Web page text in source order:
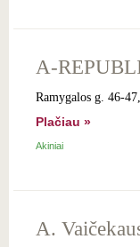
A-
Ramygalos g. 46-
Plačiau »
Akiniai
A.